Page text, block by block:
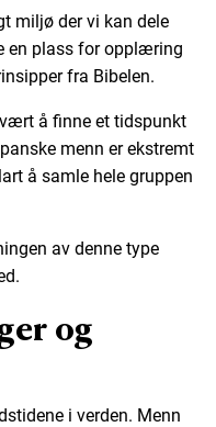
miljø der vi kan dele
en plass for opplæring
fra Bibelen.
å finne et tidspunkt
menn er ekstremt
å samle hele gruppen
av denne type
og
i verden. Menn